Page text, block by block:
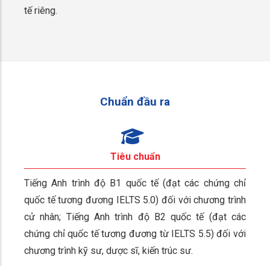
tế riêng.
Chuẩn đầu ra
Tiêu chuẩn
Tiếng Anh trình độ B1 quốc tế (đạt các chứng chỉ
quốc tế tương đương IELTS 5.0) đối với chương trình
cử nhân; Tiếng Anh trình độ B2 quốc tế (đạt các
chứng chỉ quốc tế tương đương từ IELTS 5.5) đối với
chương trình kỹ sư, dược sĩ, kiến trúc sư.